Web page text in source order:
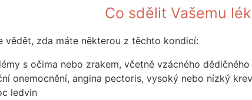
Co sdělit Vašemu
vědět, zda máte některou z těchto kondicí:
s očima nebo zrakem, včetně vzácného
onemocnění, angina pectoris, vysoký nebo nízký
ledvin